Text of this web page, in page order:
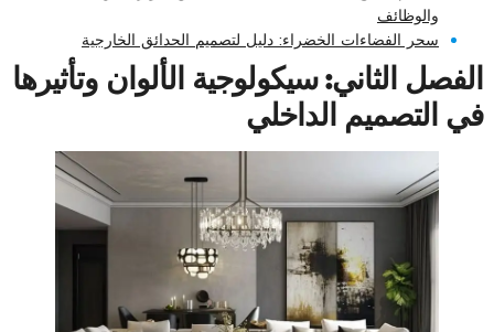
والوظائف
سحر الفضاءات الخضراء: دليل لتصميم الحدائق الخارجية
الفصل الثاني: سيكولوجية الألوان وتأثيرها
في التصميم الداخلي